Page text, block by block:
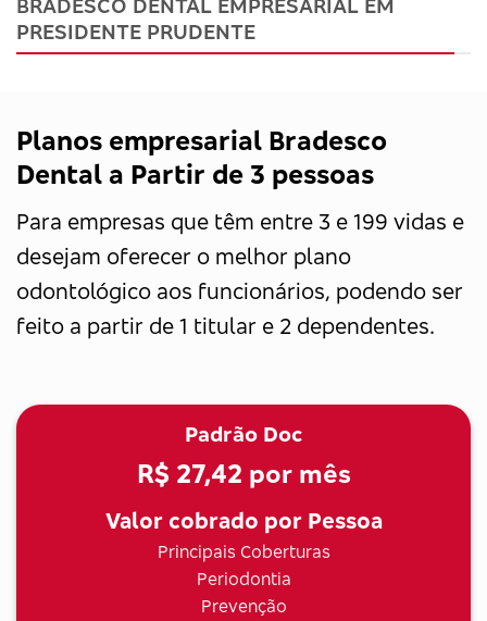
PRESIDENTE PRUDENTE
Planos empresarial Bradesco
Dental a Partir de 3 pessoas
Para empresas que têm entre 3 e 199 vidas e
desejam oferecer o melhor plano
odontológico aos funcionários, podendo ser
feito a partir de 1 titular e 2 dependentes.
Padrão Doc
R$ 27,42 por mês
Valor cobrado por Pessoa
Principais Coberturas
Periodontia
Prevenção